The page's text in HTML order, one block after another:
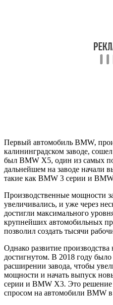
Первый автомобиль BMW,
калининградском заводе,
был BMW X5, один из самых
дальнейшем на заводе начали
такие как BMW 3 серии и
Производственные мощности
увеличивались, и уже через
достигли максимального
крупнейших автомобильных
позволил создать тысячи
Однако развитие производства
достигнутом. В 2018 году
расширении завода, чтобы
мощности и начать выпуск
серии и BMW X3. Это решение
спросом на автомобили BMW